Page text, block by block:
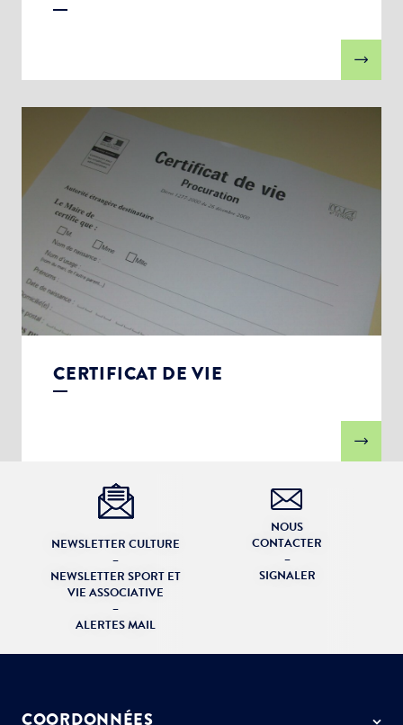
CERTIFICAT DE VIE
NEWSLETTER CULTURE
–
NEWSLETTER SPORT ET
VIE ASSOCIATIVE
–
ALERTES MAIL
NOUS
CONTACTER
–
SIGNALER
COORDONNÉES